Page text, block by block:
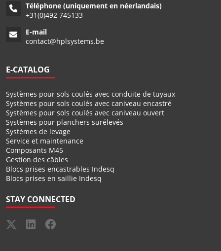
Téléphone (uniquement en néerlandais)
+31(0)492 745133
E-mail
contact@hplsystems.be
E-CATALOG
Systèmes pour sols coulés avec conduite de tuyaux
Systèmes pour sols coulés avec caniveau encastré
Systèmes pour sols coulés avec caniveau ouvert
Systèmes pour planchers surélevés
Systèmes de levage
Service et maintenance
Composants M45
Gestion des câbles
Blocs prises encastrables Indesq
Blocs prises en saillie Indesq
STAY CONNECTED